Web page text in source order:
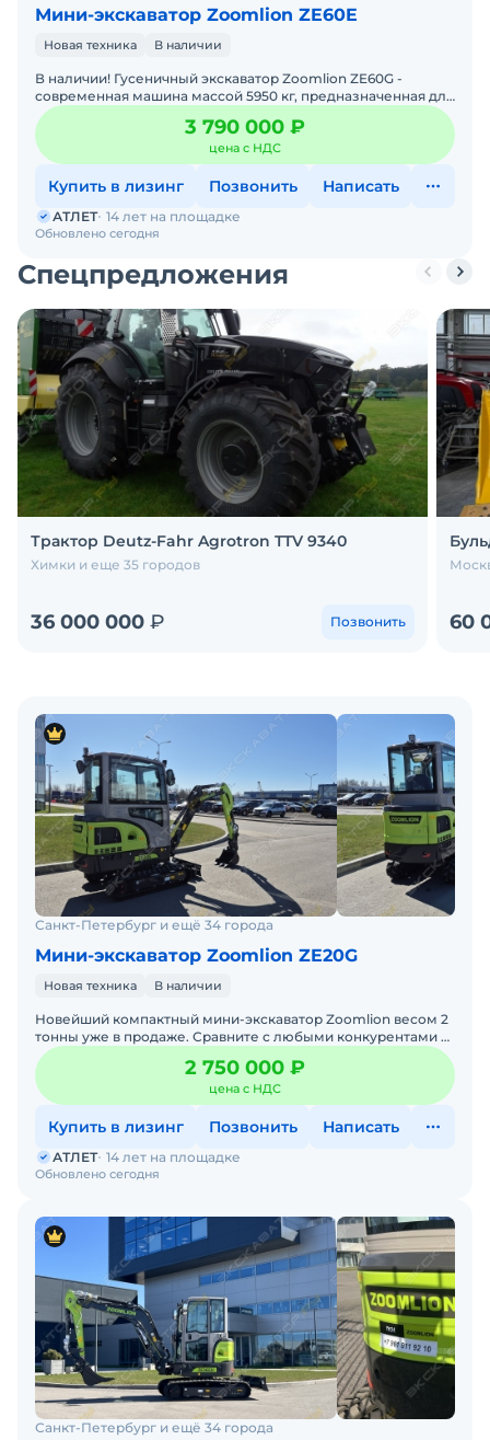
Мини-экскаватор Zoomlion ZE60E
Новая техника В наличии
В наличии! Гусеничный экскаватор Zoomlion ZE60G -
современная машина массой 5950 кг, предназначенная для
выполнения строительных, дорожных, коммунальных и
земля
3 790 000 ₽
цена с НДС
Купить в лизинг Позвонить Написать
Обновлено сегодня
АТЛЕТ 14 лет на площадке
Спецпредложения
Трактор Deutz-Fahr Agrotron TTV 9340
Химки и еще 35 городов
36 000 000 ₽ Позвонить 60
Санкт-Петербург и ещё 34 города
Мини-экскаватор Zoomlion ZE20G
Новая техника В наличии
Новейший компактный мини-экскаватор Zoomlion весом 2
тонны уже в продаже. Сравните с любыми конкурентами и
оцените наши преимущества. Приглашаем на тест-драйв н
2 750 000 ₽
цена с НДС
Купить в лизинг Позвонить Написать
Обновлено сегодня
АТЛЕТ 14 лет на площадке
Санкт-Петербург и ещё 34 города